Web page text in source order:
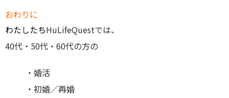
おわりに
わたしたちHuLifeQuestでは、
40代・50代・60代の方の
・婚活
・初婚／再婚